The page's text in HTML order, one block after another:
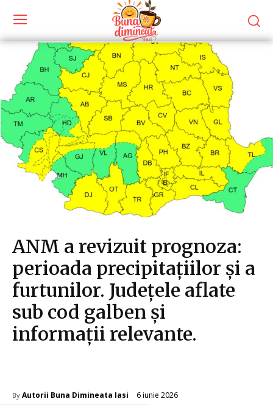
ANM a revizuit prognoza:
perioada precipitațiilor și a
furtunilor. Județele aflate
sub cod galben și
informații relevante.
By Autorii Buna Dimineata Iasi 6 iunie 2026